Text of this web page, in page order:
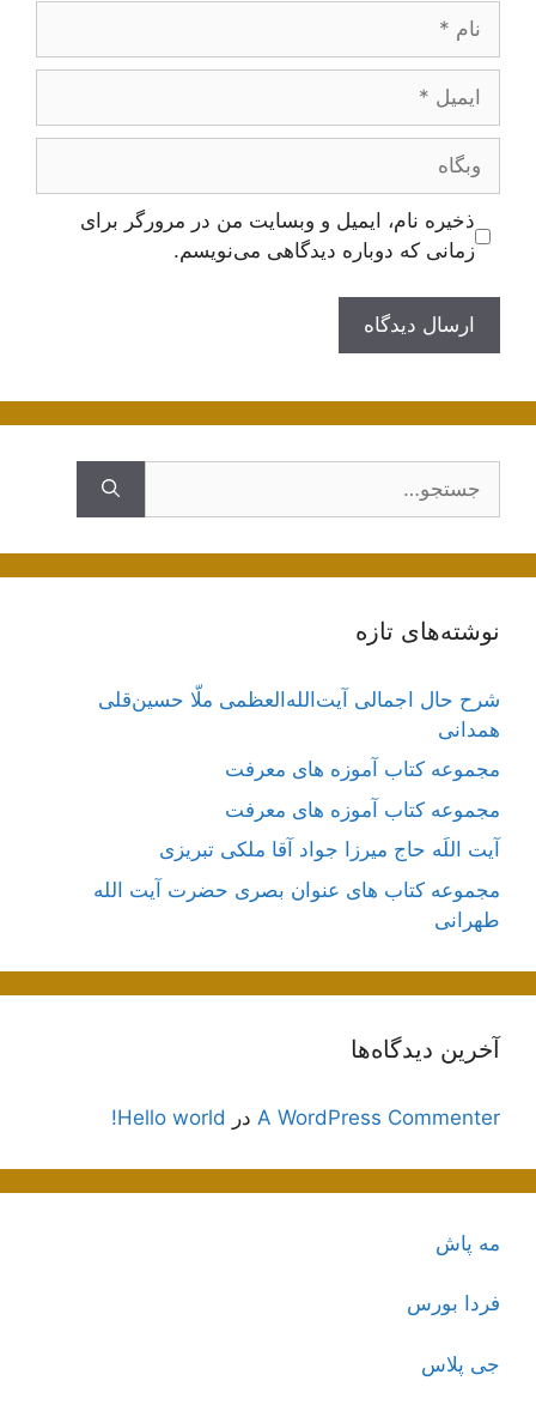
ایمیل
وبگاه
ذخیره نام، ایمیل و وبسایت من در مرورگر برای
زمانی که دوباره دیدگاهی می‌نویسم.
نوشته‌های تازه
شرح حال اجمالی آیت‌الله‌العظمی ملّا حسین‌قلی
همدانی
مجموعه کتاب آموزه های معرفت
مجموعه کتاب آموزه های معرفت
آیت اللَه حاج میرزا جواد آقا ملکی تبریزی
مجموعه کتاب های عنوان بصری حضرت آیت الله
طهرانی
آخرین دیدگاه‌ها
A WordPress Commenter در Hello world!
مه پاش
فردا بورس
جی پلاس